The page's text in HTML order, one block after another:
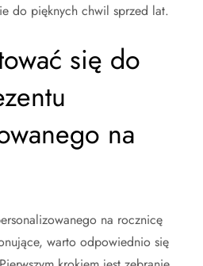
do pięknych chwil sprzed lat.
się do
na
na rocznicę
warto odpowiednio się